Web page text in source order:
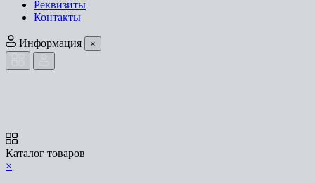
Реквизиты
Контакты
Информация ×
Каталог товаров
×